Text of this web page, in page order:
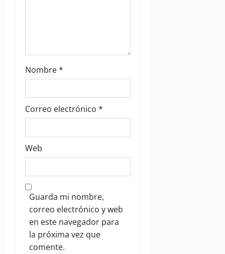
Nombre*
Correo electrónico *
Web
Guarda mi nombre,
correo electrónico y web
en este navegador para
la próxima vez que
comente.